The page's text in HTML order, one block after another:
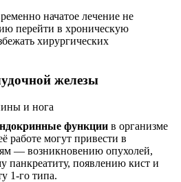
начатое лечение не
перейти в хроническую
хирургических
железы
функции в организме
работе могут привести в
— возникновению опухолей,
панкреатиту, появлению кист и
1-го типа.